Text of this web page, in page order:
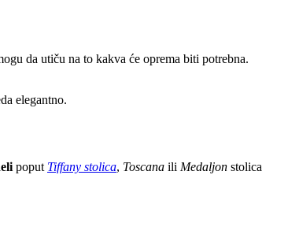
da utiču na to kakva će oprema biti potrebna.
elegantno.
poput Tiffany stolica, Toscana ili Medaljon stolica